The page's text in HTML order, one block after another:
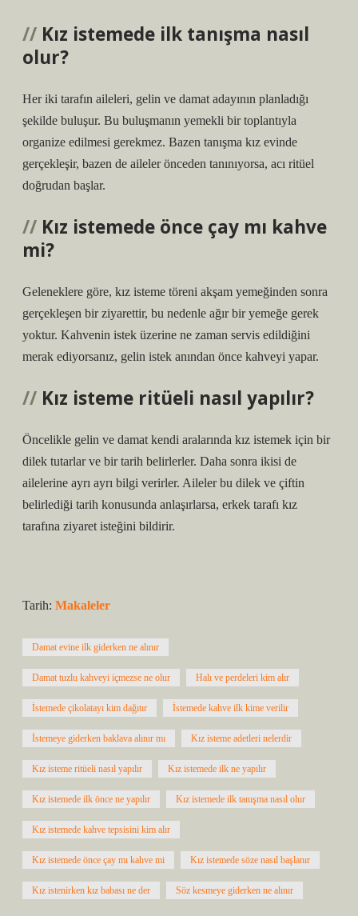
Kız istemede ilk tanışma nasıl
olur?
Her iki tarafın aileleri, gelin ve damat adayının planladığı
şekilde buluşur. Bu buluşmanın yemekli bir toplantıyla
organize edilmesi gerekmez. Bazen tanışma kız evinde
gerçekleşir, bazen de aileler önceden tanınıyorsa, acı ritüel
doğrudan başlar.
Kız istemede önce çay mı kahve
mi?
Geleneklere göre, kız isteme töreni akşam yemeğinden sonra
gerçekleşen bir ziyarettir, bu nedenle ağır bir yemeğe gerek
yoktur. Kahvenin istek üzerine ne zaman servis edildiğini
merak ediyorsanız, gelin istek anından önce kahveyi yapar.
Kız isteme ritüeli nasıl yapılır?
Öncelikle gelin ve damat kendi aralarında kız istemek için bir
dilek tutarlar ve bir tarih belirlerler. Daha sonra ikisi de
ailelerine ayrı ayrı bilgi verirler. Aileler bu dilek ve çiftin
belirlediği tarih konusunda anlaşırlarsa, erkek tarafı kız
tarafına ziyaret isteğini bildirir.
Tarih: Makaleler
Damat evine ilk giderken ne alınır
Damat tuzlu kahveyi içmezse ne olur Halı ve perdeleri kim alır
İstemede çikolatayı kim dağıtır İstemede kahve ilk kime verilir
İstemeye giderken baklava alınır mı Kız isteme adetleri nelerdir
Kız isteme ritüeli nasıl yapılır Kız istemede ilk ne yapılır
Kız istemede ilk önce ne yapılır Kız istemede ilk tanışma nasıl olur
Kız istemede kahve tepsisini kim alır
Kız istemede önce çay mı kahve mi Kız istemede söze nasıl başlanır
Kız istenirken kız babası ne der Söz kesmeye giderken ne alınır